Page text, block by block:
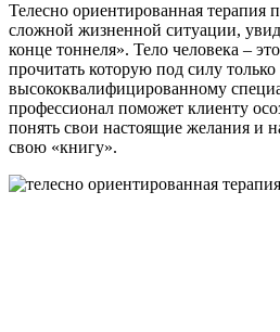
Телесно ориентированная терапия
сложной жизненной ситуации,
конце тоннеля». Тело человека –
прочитать которую под силу только
высококвалифицированному
профессионал поможет клиенту
понять свои настоящие желания и
свою «книгу».